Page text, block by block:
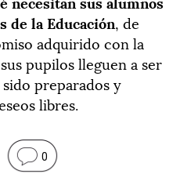
de la Educación, de
adquirido con la
pupilos lleguen a ser
preparados y
libres.
0